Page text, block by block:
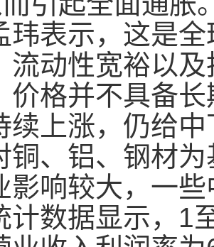
玮表示，这是
流动性宽裕以
价格并不具备
续上涨，仍给
铜、铝、钢材
影响较大，一
计数据显示，1